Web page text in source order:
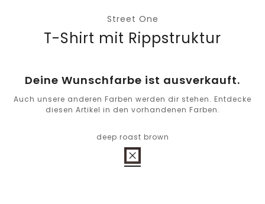
Street One
T-Shirt mit Rippstruktur
Deine Wunschfarbe ist ausverkauft.
Auch unsere anderen Farben werden dir stehen. Entdecke
diesen Artikel in den vorhandenen Farben.
deep roast brown